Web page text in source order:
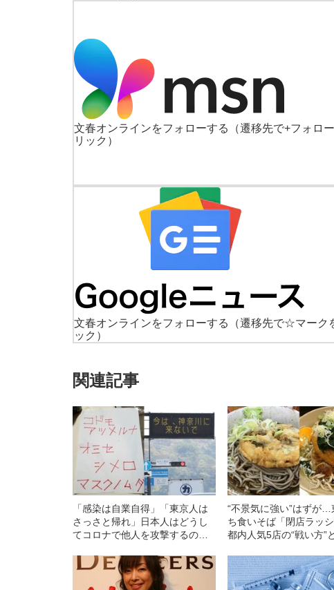
文春オンラインをフォローする
（遷移先で+フォロ
リック）
文春オンラインをフォローする
（遷移先で☆マーク
ック）
関連記事
「感染は自業自得」「東京人は
さっさと帰れ」日本人はどうし
てコロナで他人を攻撃するの
“不景気に強い”はずが…
ち食いそば「閉店ラッ
都内人気5店の“戦い方”